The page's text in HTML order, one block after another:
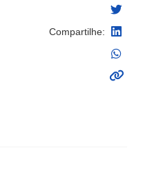
Compartilhe: